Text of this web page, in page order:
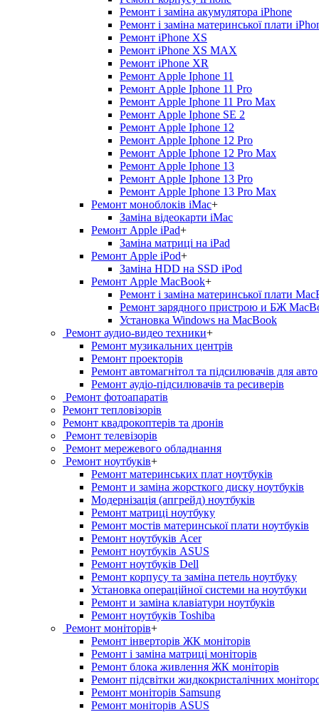
Ремонт і заміна акумулятора iPhone
Ремонт і заміна материнської плати
Ремонт iPhone XS
Ремонт iPhone XS MAX
Ремонт iPhone XR
Ремонт Apple Iphone 11
Ремонт Apple Iphone 11 Pro
Ремонт Apple Iphone 11 Pro Max
Ремонт Apple Iphone SE 2
Ремонт Apple Iphone 12
Ремонт Apple Iphone 12 Pro
Ремонт Apple Iphone 12 Pro Max
Ремонт Apple Iphone 13
Ремонт Apple Iphone 13 Pro
Ремонт Apple Iphone 13 Pro Max
Ремонт моноблоків iMac+
Заміна відеокарти iMac
Ремонт Apple iPad+
Заміна матриці на iPad
Ремонт Apple iPod+
Заміна HDD на SSD iPod
Ремонт Apple MacBook+
Ремонт і заміна материнської плати
Ремонт зарядного пристрою и БЖ
Установка Windows на MacBook
Ремонт аудио-видео техники+
Ремонт музикальних центрів
Ремонт проекторів
Ремонт автомагнітол та підсилювачів для авто
Ремонт аудіо-підсилювачів та ресиверів
Ремонт фотоапаратів
Ремонт тепловізорів
Ремонт квадрокоптерів та дронів
Ремонт телевізорів
Ремонт мережевого обладнання
Ремонт ноутбуків+
Ремонт материнських плат ноутбуків
Ремонт и заміна жорсткого диску ноутбуків
Модернізація (апгрейд) ноутбуків
Ремонт матриці ноутбуку
Ремонт мостів материнської плати ноутбуків
Ремонт ноутбуків Acer
Ремонт ноутбуків ASUS
Ремонт ноутбуків Dell
Ремонт корпусу та заміна петель ноутбуку
Установка операційної системи на ноутбуки
Ремонт и заміна клавіатури ноутбуків
Ремонт ноутбуків Toshiba
Ремонт моніторів+
Ремонт інверторів ЖК моніторів
Ремонт і заміна матриці моніторів
Ремонт блока живлення ЖК моніторів
Ремонт підсвітки жидкокристалічних
Ремонт моніторів Samsung
Ремонт моніторів ASUS